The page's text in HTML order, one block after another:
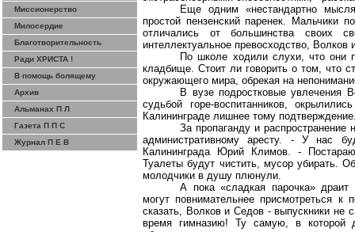
Миссионерство
Милосердие
Благотворительность
Ради ХРИСТА !
В помощь болящему
Архив
Альманах П Л
Газета П П С
Журнал П Е В
Еще одним «нестандартно
простой пензенский паренек. Мальчики
отличались от большинства своих
интеллектуальное превосходство,
По школе ходили слухи, что они
кладбище. Стоит ли говорить о том, что
окружающего мира, обрекая на
В вузе подростковые увлечения
судьбой горе-воспитанников,
Калининграде лишнее тому
За пропаганду и распространение
административному аресту. - У нас
Калининграда Юрий Климов. -
Туалеты будут чистить, мусор убирать.
молодчики в душу плюнули.
А пока «сладкая парочка» драит
могутповнимательнее присмотреться к
сказать, Волков и Седов - выпускники не
время гимназию! Ту самую, в которой